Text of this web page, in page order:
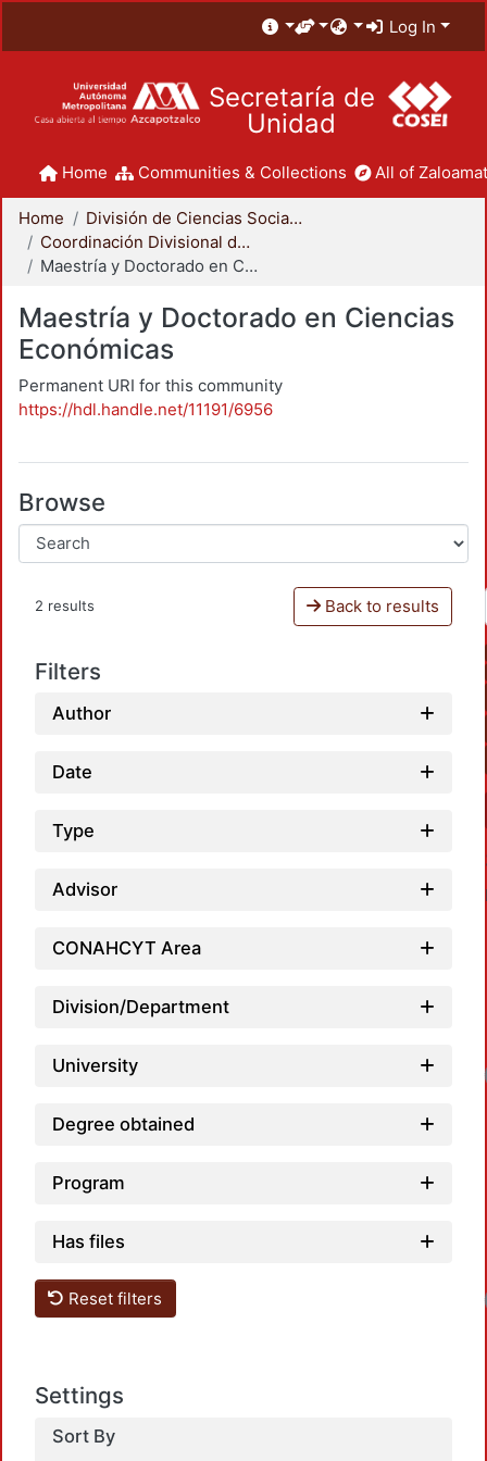
Log In
Secretaría de
Unidad
Home Communities & Collections All of
Home
División de Ciencias Sociales y Humanidades
Coordinación Divisional de Posgrado
Maestría y Doctorado en Ciencias Económicas
Maestría y Doctorado en Ciencias
Económicas
Permanent URI for this community
https://hdl.handle.net/11191/6956
Browse
2 results Back to results
Filters
Author
Date
Type
Advisor
CONAHCYT Area
Division/Department
University
Degree obtained
Program
Has files
Reset filters
Settings
Sort By